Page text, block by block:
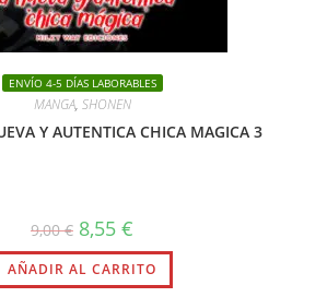
ENVÍO 4-5 DÍAS LABORABLES
MANGA, SHONEN
Y AUTENTICA CHICA MAGICA 3
9,00€ El
precio
original
era:
9,00 €.
8,55 €
actual
es:
8,55 €.
AÑADIR AL CARRITO